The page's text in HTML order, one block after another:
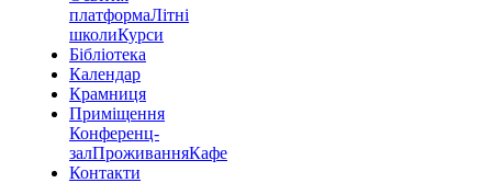
платформаЛітні
школиКурси
Бібліотека
Календар
Крамниця
Приміщення
Конференц-
залПроживанняКафе
Контакти